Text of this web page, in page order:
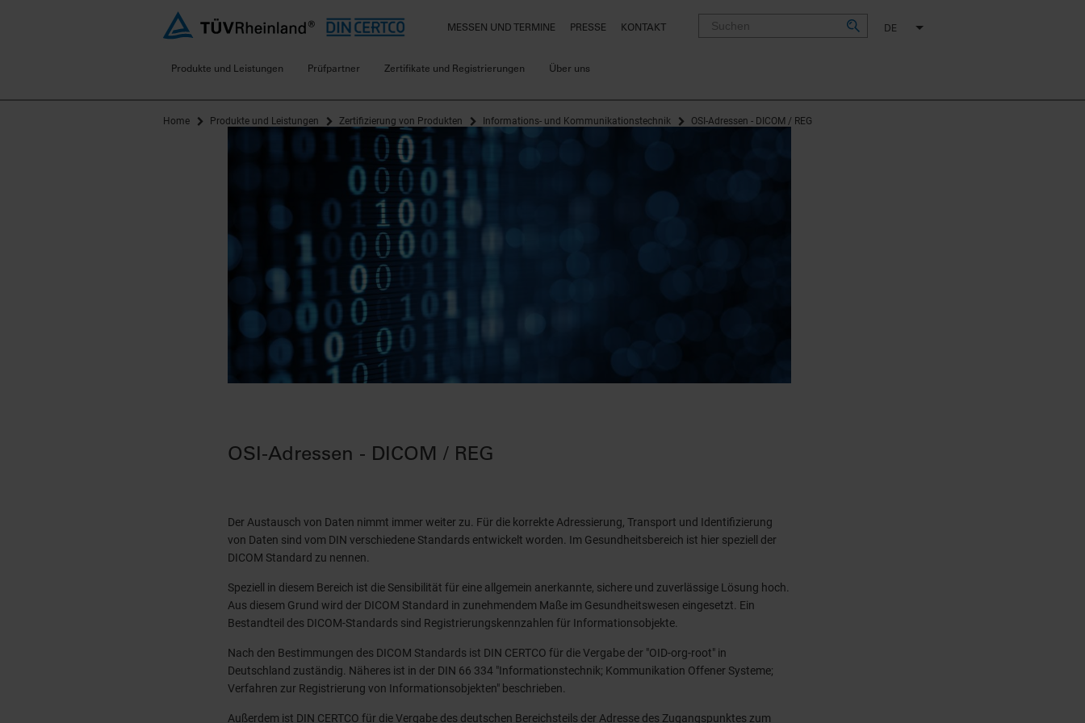
MESSEN UND TERMINE PRESSE KONTAKT DE
Produkte und Leistungen Prüfpartner Zertifikate und Registrierungen Über uns
Home Produkte und Leistungen Zertifizierung von Produkten Informations- und Kommunikationstechnik OSI-Adressen - DICOM / REG
OSI-Adressen - DICOM / REG
Der Austausch von Daten nimmt immer weiter zu. Für die korrekte Adressierung, Transport und Identifizierung
von Daten sind vom DIN verschiedene Standards entwickelt worden. Im Gesundheitsbereich ist hier speziell der
DICOM Standard zu nennen.
Speziell in diesem Bereich ist die Sensibilität für eine allgemein anerkannte, sichere und zuverlässige Lösung hoch.
Aus diesem Grund wird der DICOM Standard in zunehmendem Maße im Gesundheitswesen eingesetzt. Ein
Bestandteil des DICOM-Standards sind Registrierungskennzahlen für Informationsobjekte.
Nach den Bestimmungen des DICOM Standards ist DIN CERTCO für die Vergabe der "OID-org-root" in
Deutschland zuständig. Näheres ist in der DIN 66 334 "Informationstechnik; Kommunikation Offener Systeme;
Verfahren zur Registrierung von Informationsobjekten" beschrieben.
Außerdem ist DIN CERTCO für die Vergabe des deutschen Bereichsteils der Adresse des Zugangspunktes zum